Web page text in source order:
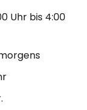
Uhr bis 4:00